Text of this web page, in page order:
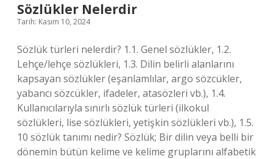
Sözlükler Nelerdir
Tarih: Kasım 10, 2024
Sözlük türleri nelerdir? 1.1. Genel sözlükler, 1.2.
Lehçe/lehçe sözlükleri, 1.3. Dilin belirli alanlarını
kapsayan sözlükler (eşanlamlılar, argo sözcükler,
yabancı sözcükler, ifadeler, atasözleri vb.), 1.4.
Kullanıcılarıyla sınırlı sözlük türleri (ilkokul
sözlükleri, lise sözlükleri, yetişkin sözlükleri vb.), 1.5.
10 sözlük tanımı nedir? Sözlük; Bir dilin veya belli bir
dönemin bütün kelime ve kelime gruplarını alfabetik